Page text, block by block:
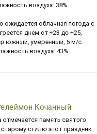
воздуха: 38%.
ожидается облачная погода с
днем от +23 до +25,
южный, умеренный, 6 м/с.
воздуха: 43%.
Кочанный
отмечается память святого
стилю этот праздник